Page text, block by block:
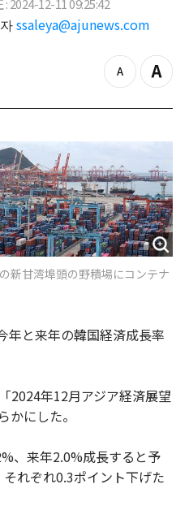
: 2024-12-11 09:25:42
ssaleya@ajunews.com
z
o
o
t
Z
o
i
新甘湾埠頭の野積場にコンテナ
年と来年の韓国経済成長率
2024年12月アジア経済展望
かにした。
、来年2.0%成長すると予
れぞれ0.3ポイント下げた